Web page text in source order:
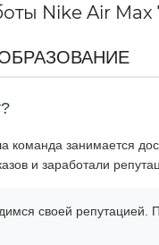
Nike Air Max
занимается
и заработали
своей репутацией.